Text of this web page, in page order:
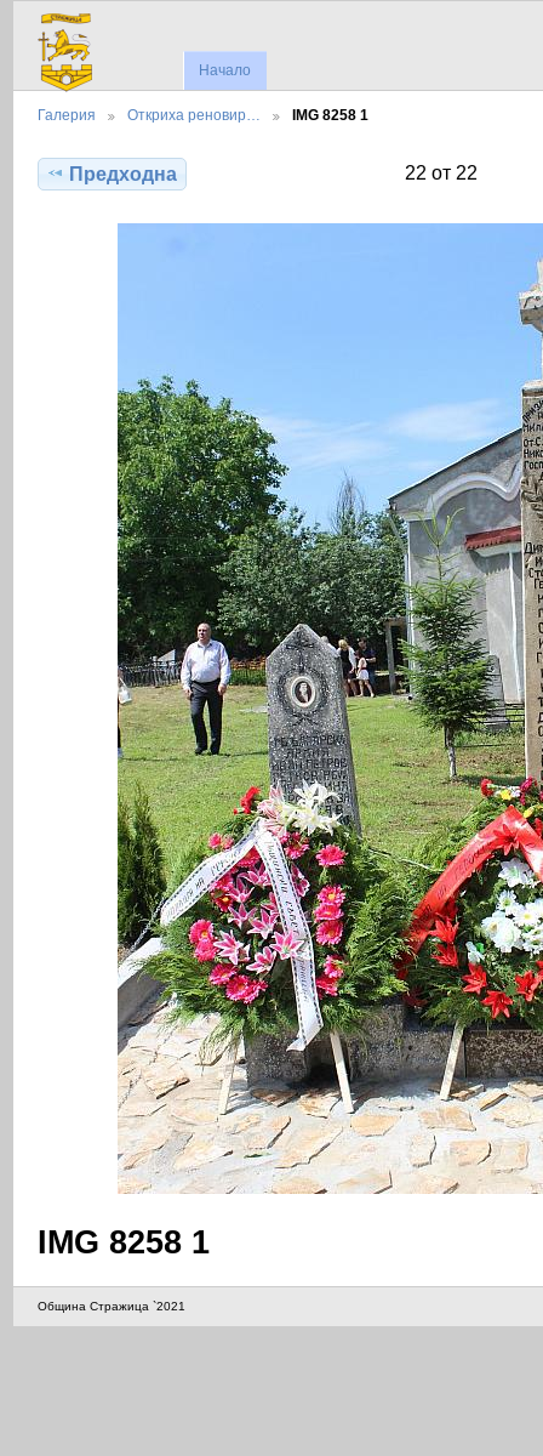
Начало
Галерия Откриха реновир… IMG 8258 1
Предходна 22 от 22
IMG 8258 1
Община Стражица `2021